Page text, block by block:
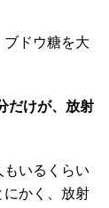
ドウ糖を大
だけが、放射
いるくらい
にかく、放射